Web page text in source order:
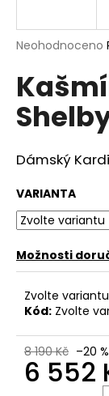
Průměrné
produktu
je
0,0
z
hvězdiček.
Neohodnoceno
Dámský
VARIANTA
Možnosti
Zvolte variantu
Kód: Zvolte
8 190 Kč –20 %
6 552
j
t
?
D
o
p
o
r
u
u